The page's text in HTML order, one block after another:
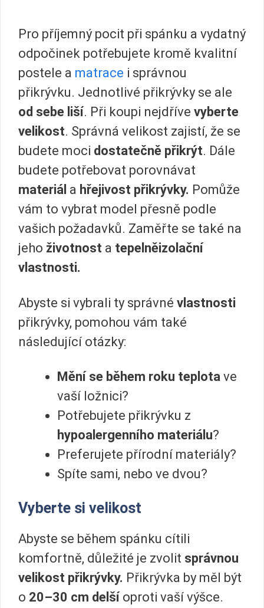
Pro příjemný pocit při spánku a vydatný
odpočinek potřebujete kromě kvalitní
postele a matrace i správnou
přikrývku. Jednotlivé přikrývky se ale
od sebe liší. Při koupi nejdříve vyberte
velikost. Správná velikost zajistí, že se
budete moci dostatečně přikrýt. Dále
budete potřebovat porovnávat
materiál a hřejivost přikrývky. Pomůže
vám to vybrat model přesně podle
vašich požadavků. Zaměřte se také na
jeho životnost a tepelněizolační
vlastnosti.
Abyste si vybrali ty správné vlastnosti
přikrývky, pomohou vám také
následující otázky:
Mění se během roku teplota ve
vaší ložnici?
Potřebujete přikrývku z
hypoalergenního materiálu?
Preferujete přírodní materiály?
Spíte sami, nebo ve dvou?
Vyberte si velikost
Abyste se během spánku cítili
komfortně, důležité je zvolit správnou
velikost přikrývky. Přikrývka by měl být
o 20–30 cm delšíoproti vaší výšce.